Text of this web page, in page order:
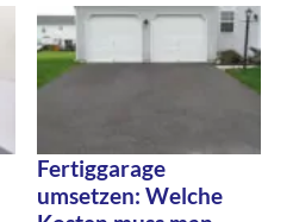
Fertiggarage
umsetzen: Welche